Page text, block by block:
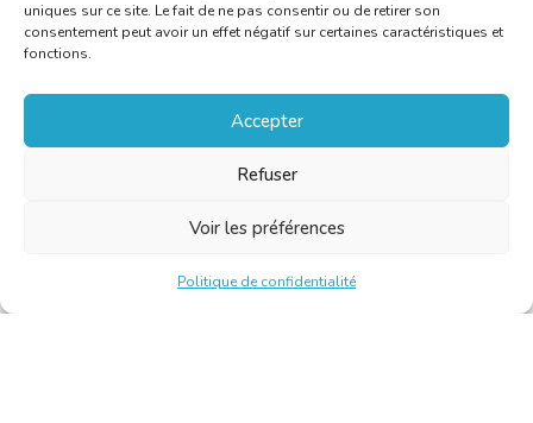
uniques sur ce site. Le fait de ne pas consentir ou de retirer son
consentement peut avoir un effet négatif sur certaines caractéristiques et
fonctions.
Accepter
Refuser
Voir les préférences
Politique de confidentialité